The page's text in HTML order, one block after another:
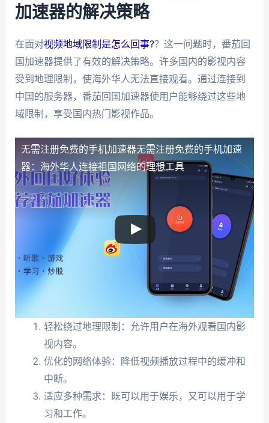
加速器的解决策略
在面对视频地域限制是怎么回事?？这一问题时，番茄回
国加速器提供了有效的解决策略。许多国内的影视内容
受到地理限制，使海外华人无法直接观看。通过连接到
中国的服务器，番茄回国加速器使用户能够绕过这些地
域限制，享受国内热门影视作品。
无需注册免费的手机加速器无需注册免费的手机加速
器：海外华人连接祖国网络的理想工具
轻松绕过地理限制：允许用户在海外观看国内影
视内容。
优化的网络体验：降低视频播放过程中的缓冲和
中断。
适应多种需求：既可以用于娱乐，又可以用于学
习和工作。